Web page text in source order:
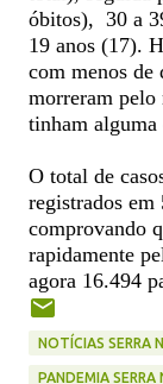
óbitos), 30 a
19 anos (17).
com menos de
morreram pelo
tinham alguma
O total de
registrados
comprovando
rapidamente
agora 16.494
NOTÍCIAS SERRA
PANDEMIA SERRA